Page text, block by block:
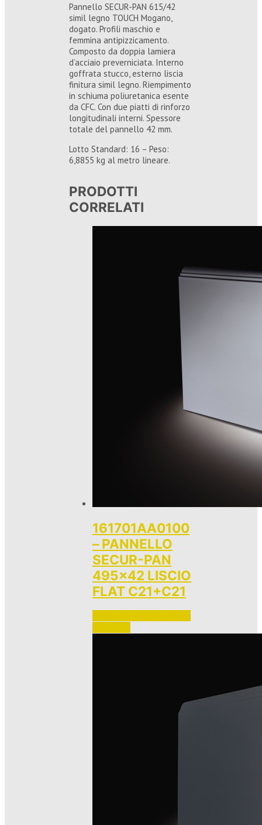
Pannello SECUR-PAN 615/42
simil legno TOUCH Mogano,
dogato. Profili maschio e
femmina antipizzicamento.
Composto da doppia lamiera
d’acciaio preverniciata. Interno
goffrata stucco, esterno liscia
finitura simil legno. Riempimento
in schiuma poliuretanica esente
da CFC. Con due piatti di rinforzo
longitudinali interni. Spessore
totale del pannello 42 mm.
Lotto Standard: 16 – Peso:
6,8855 kg al metro lineare.
PRODOTTI
CORRELATI
161701AA0100
– PANNELLO
SECUR-PAN
495×42 LISCIO
FLAT C21+C21